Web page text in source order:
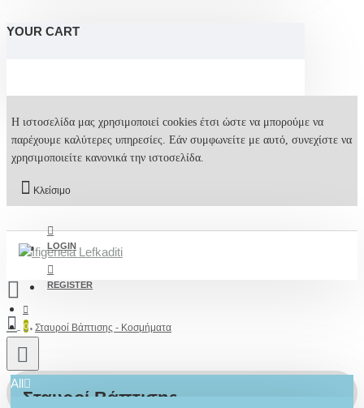
YOUR CART
Η ιστοσελίδα μας χρησιμοποιεί cookies έτσι ώστε να μπορούμε να
παρέχουμε καλύτερες υπηρεσίες. Εάν συμφωνείτε με αυτό, συνεχίστε να
χρησιμοποιείτε κανονικά την ιστοσελίδα.
Κλείσιμο
LOGIN
REGISTER
0
All
Σταυροί Βάπτισης - Κοσμήματα
Σταυροί Βάπτισης